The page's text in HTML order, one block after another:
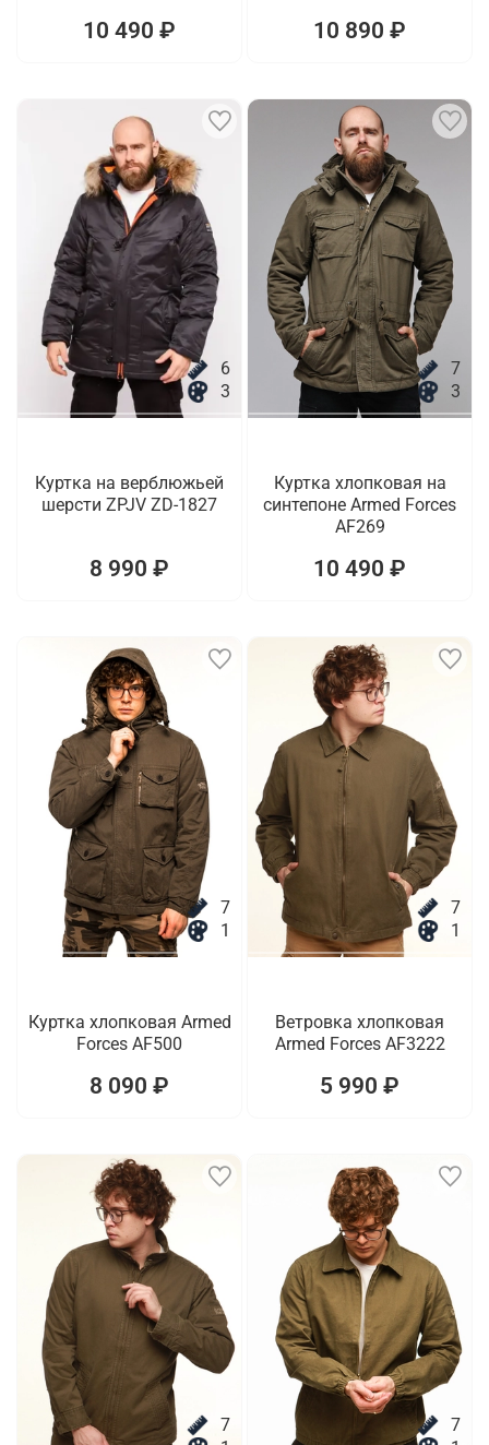
10 490 ₽ 10 890 ₽
6
3
Куртка на верблюжьей
шерсти ZPJV ZD-1827
8 990 ₽
7
3
Куртка хлопковая на
синтепоне Armed Forces
AF269
10 490 ₽
7
1
Куртка хлопковая Armed
Forces AF500
8 090 ₽
7
1
Ветровка хлопковая
Armed Forces AF3222
5 990 ₽
7
7